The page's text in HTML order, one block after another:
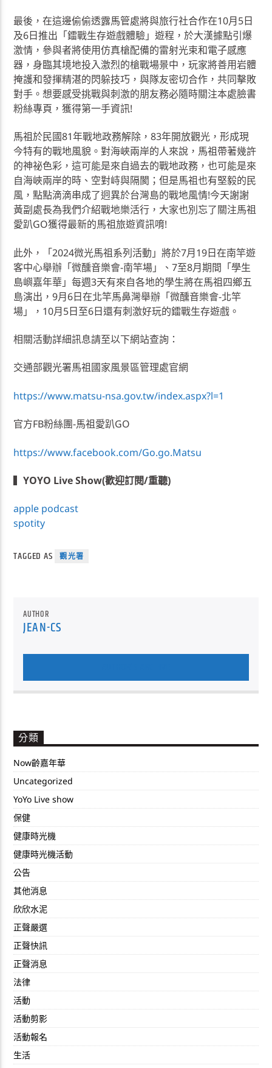
最後，在這邊偷偷透露馬管處將與旅行社合作在10月5日
及6日推出「鐳戰生存遊戲體驗」遊程，於大漢據點引爆
激情，參與者將使用仿真槍配備的雷射光束和電子感應
器，身臨其境地投入激烈的槍戰場景中，玩家將善用岩體
掩護和發揮精湛的閃躲技巧，與隊友密切合作，共同擊敗
對手。想要感受挑戰與刺激的朋友務必隨時關注本處臉書
粉絲專頁，獲得第一手資訊!
馬祖於民國81年戰地政務解除，83年開放觀光，形成現
今特有的戰地風貌。對海峽兩岸的人來說，馬祖帶著幾許
的神祕色彩，這可能是來自過去的戰地政務，也可能是來
自海峽兩岸的時、空對峙與隔閡；但是馬祖也有堅毅的民
風，點點滴滴串成了迥異於台灣島的戰地風情!今天謝謝
黃副處長為我們介紹戰地樂活行，大家也別忘了關注馬祖
愛趴GO獲得最新的馬祖旅遊資訊唷!
此外，「2024微光馬祖系列活動」將於7月19日在南竿遊
客中心舉辦「微醺音樂會-南竿場」、7至8月期間「學生
島嶼嘉年華」每週3天有來自各地的學生將在馬祖四鄉五
島演出，9月6日在北竿馬鼻灣舉辦「微醺音樂會-北竿
場」，10月5日至6日還有刺激好玩的鐳戰生存遊戲。
相關活動詳細訊息請至以下網站查詢：
交通部觀光署馬祖國家風景區管理處官網
https://www.matsu-nsa.gov.tw/index.aspx?l=1
官方FB粉絲團-馬祖愛趴GO
https://www.facebook.com/Go.go.Matsu
▍YOYO Live Show(歡迎訂閱/重聽)
apple podcast
spotity
TAGGED AS 觀光署
AUTHOR
JEAN-CS
分類
Now齡嘉年華
Uncategorized
YoYo Live show
保健
健康時光機
健康時光機活動
公告
其他消息
欣欣水泥
正聲嚴選
正聲快訊
正聲消息
法律
活動
活動剪影
活動報名
生活